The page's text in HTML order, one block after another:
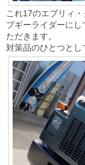
これ17のエブリィ
ブギーライダーに
ただきます。
対策品のひとつとし